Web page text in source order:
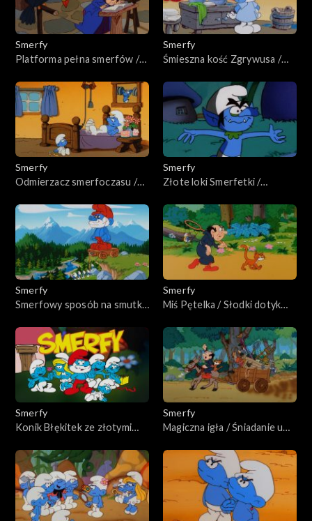
Smerfy
Platforma pełna smerfów /
Smerfy
Śmieszna kość Zgrywusa /
Smerfy
Odmierzacz smerfoczasu /
Smerfy
Złote loki Smerfetki /
Smerfy
Smerfowy sposób na smutki
Smerfy
Miś Pętelka / Słodki dotyk
Smerfy
Konik Błękitek ze złotymi
Smerfy
Magiczna igła / Śniadanie u